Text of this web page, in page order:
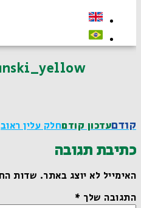
קודםעדכון קודםחלק עלין ראובן
כתיבת תגובה
האימייל לא יוצג באתר.שדות
התגובה שלך*